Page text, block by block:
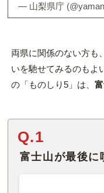
— 山梨県庁
両県に関係のない方も
いを馳せてみるのもよ
の「ものしり5」は、
Q.1
富士山が最後に